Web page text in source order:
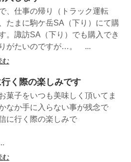
、仕事の帰り（トラック運転
たまに駒ケ岳SA（下り）にて購
。諏訪SA（下り）でも購入でき
がたいのですが…。 ...
む
く際の楽しみです
菓子をいつも美味しく頂いてま
なか手に入らない事が残念で
に行く際の楽しみで
。
む